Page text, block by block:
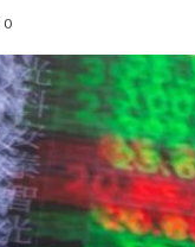
0